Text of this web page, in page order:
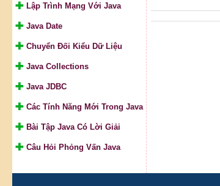
Lập Trình Mạng Với Java
Java Date
Chuyển Đối Kiểu Dữ Liệu
Java Collections
Java JDBC
Các Tính Năng Mới Trong Java
Bài Tập Java Có Lời Giải
Câu Hỏi Phỏng Vấn Java